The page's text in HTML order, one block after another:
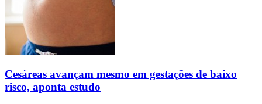
Cesáreas avançam mesmo em gestações de baixo
risco, aponta estudo